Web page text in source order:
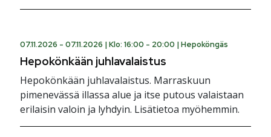
07.11.2026 - 07.11.2026 |Klo: 16:00 - 20:00|Hepoköngäs
Hepokönkään juhlavalaistus
Hepokönkään juhlavalaistus. Marraskuun
pimenevässä illassa alue ja itse putous valaistaan
erilaisin valoin ja lyhdyin. Lisätietoa myöhemmin.